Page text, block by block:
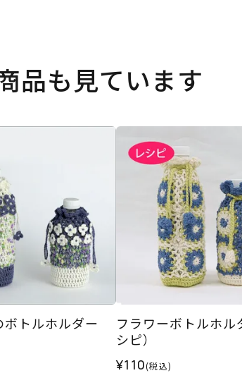
品も見ています
ボトルホルダー
フラワーボトルホル
シピ）
¥110(税込)